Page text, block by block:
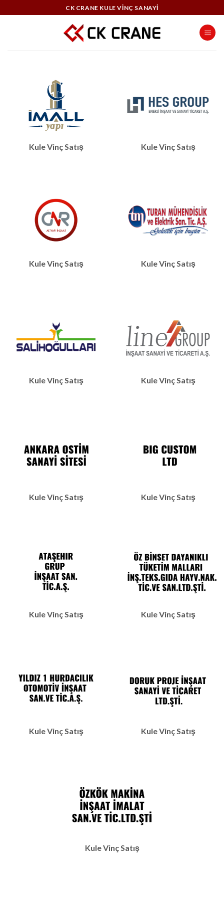
to
CK CRANE KULE VİNÇ SANAYİ
Kule Vinç Satış Kule Vinç Satış
Kule Vinç Satış Kule Vinç Satış
Kule Vinç Satış Kule Vinç Satış
Kule Vinç Satış Kule Vinç Satış
Kule Vinç Satış Kule Vinç Satış
Kule Vinç Satış Kule Vinç Satış
Kule Vinç Satış